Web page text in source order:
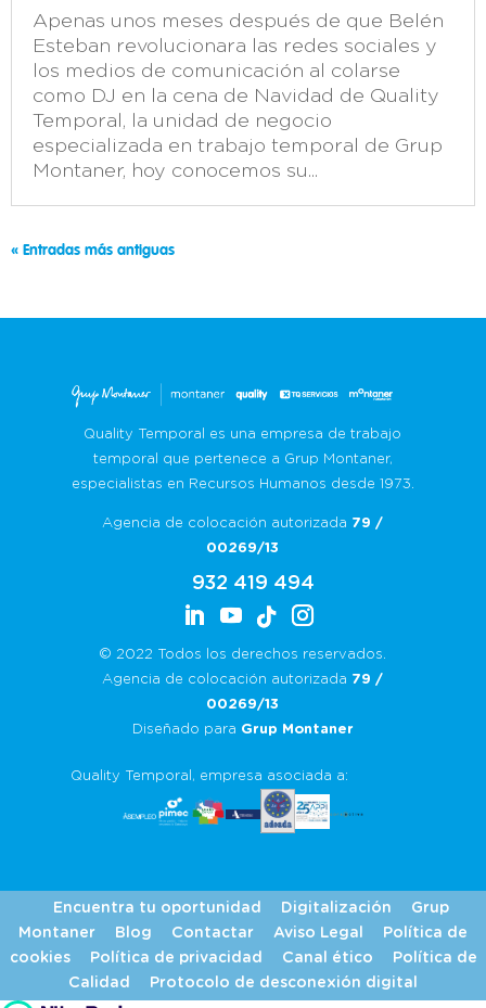
Apenas unos meses después de que Belén
Esteban revolucionara las redes sociales y
los medios de comunicación al colarse
como DJ en la cena de Navidad de Quality
Temporal, la unidad de negocio
especializada en trabajo temporal de Grup
Montaner, hoy conocemos su...
« Entradas más antiguas
Quality Temporal es una empresa de trabajo
temporal que pertenece a Grup Montaner,
especialistas en Recursos Humanos desde 1973.
Agencia de colocación autorizada 79 /
00269/13
932 419 494
© 2022 Todos los derechos reservados.
Agencia de colocación autorizada 79 /
00269/13
Diseñado para Grup Montaner
Quality Temporal, empresa asociada a:
Encuentra tu oportunidad Digitalización
Grup
Montaner
Blog Contactar Aviso Legal
Política de
cookies
Política de privacidad Canal ético
Política de
Calidad
Protocolo de desconexión digital